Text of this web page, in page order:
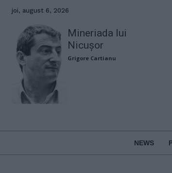
joi, august 6, 2026
Mineriada lui
Nicușor
Grigore Cartianu
NEWS